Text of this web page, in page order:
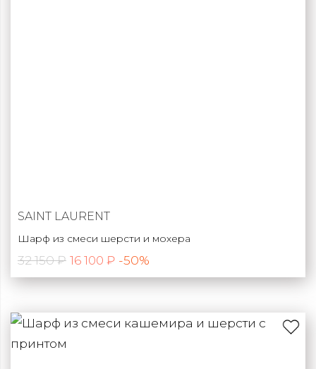
SAINT LAURENT
Шарф из смеси шерсти и мохера
32 150 ₽ 16 100 ₽ -50%